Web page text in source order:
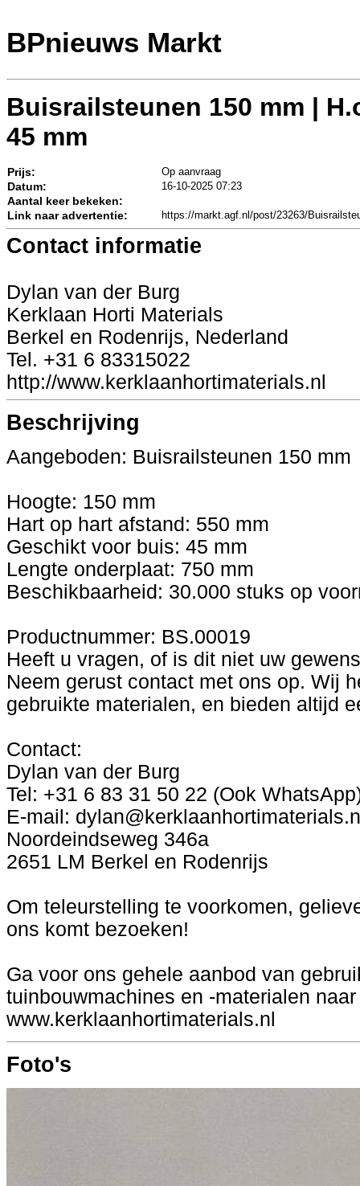
BPnieuws Markt
Buisrailsteunen 150 mm |
45 mm
Prijs: Op aanvraag
Datum: 16-10-2025 07:23
Aantal keer bekeken:
Link naar advertentie:
https://markt.agf.nl/post/23263/
Contact informatie
Dylan van der Burg
Kerklaan Horti Materials
Berkel en Rodenrijs, Nederland
Tel. +31 6 83315022
http://www.kerklaanhortimaterials.nl
Beschrijving
Aangeboden: Buisrailsteunen 150 mm
Hoogte: 150 mm
Hart op hart afstand: 550 mm
Geschikt voor buis: 45 mm
Lengte onderplaat: 750 mm
Beschikbaarheid: 30.000 stuks op
Productnummer: BS.00019
Heeft u vragen, of is dit niet uw
Neem gerust contact met ons op. Wij
gebruikte materialen, en bieden altijd
Contact:
Dylan van der Burg
Tel: +31 6 83 31 50 22 (Ook
E-mail:
Noordeindseweg 346a
2651 LM Berkel en Rodenrijs
Om teleurstelling te voorkomen,
ons komt bezoeken!
Ga voor ons gehele aanbod van
tuinbouwmachines en -materialen naar
www.kerklaanhortimaterials.nl
Foto's